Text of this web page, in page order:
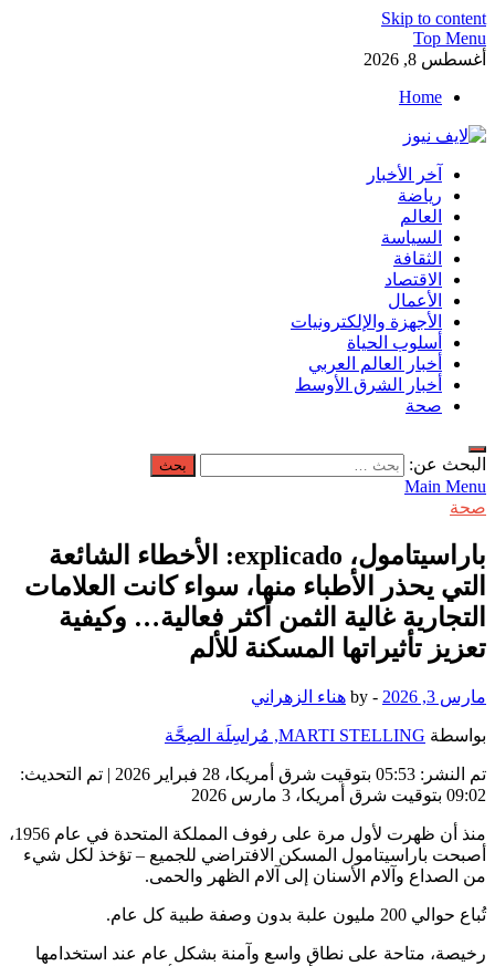
Skip to content
Top Menu
أغسطس 8, 2026
Home
لايف نيوز
آخر الأخبار العاجلة لحظة بلحظة من العالم العربي والعالم
آخر الأخبار
رياضة
العالم
السياسة
الثقافة
الاقتصاد
الأعمال
الأجهزة والإلكترونيات
أسلوب الحياة
أخبار العالم العربي
أخبار الشرق الأوسط
صحة
البحث عن:
Main Menu
صحة
باراسيتامول، explicado: الأخطاء الشائعة
التي يحذر الأطباء منها، سواء كانت العلامات
التجارية غالية الثمن أكثر فعالية… وكيفية
تعزيز تأثيراتها المسكنة للألم
مارس 3, 2026 -
by هناء الزهراني
بواسطة MARTI STELLING, مُراسِلَة الصِحَّة
تم النشر: 05:53 بتوقيت شرق أمريكا، 28 فبراير 2026 | تم التحديث:
09:02 بتوقيت شرق أمريكا، 3 مارس 2026
منذ أن ظهرت لأول مرة على رفوف المملكة المتحدة في عام 1956،
أصبحت باراسيتامول المسكن الافتراضي للجميع – تؤخذ لكل شيء
من الصداع وآلام الأسنان إلى آلام الظهر والحمى.
تُباع حوالي 200 مليون علبة بدون وصفة طبية كل عام.
رخيصة، متاحة على نطاق واسع وآمنة بشكل عام عند استخدامها